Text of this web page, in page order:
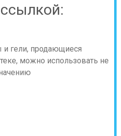
гели, продающиеся
можно использовать не